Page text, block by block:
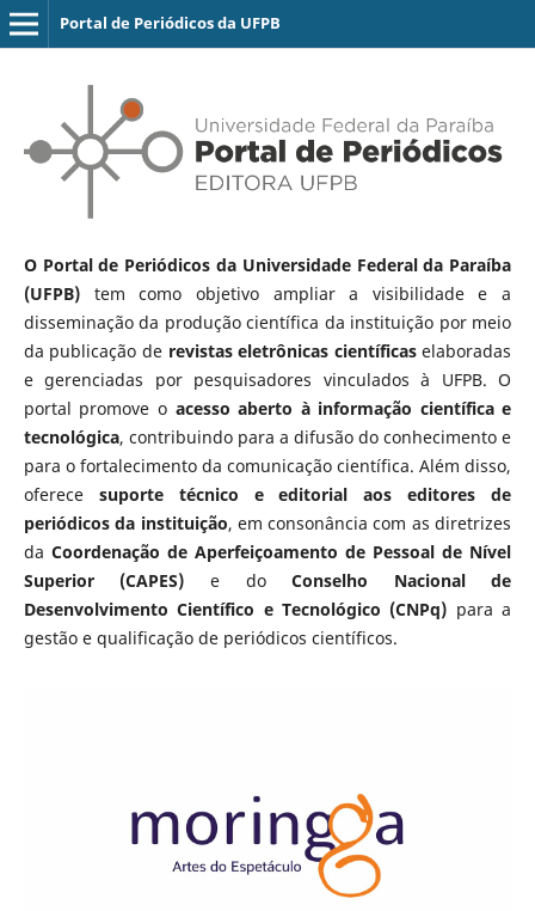
Portal de Periódicos da UFPB
O Portal de Periódicos da Universidade Federal da Paraíba
(UFPB)tem como objetivo ampliar a visibilidade e a
disseminação da produção científica da instituição por meio
da publicação de revistas eletrônicas científicaselaboradas
e gerenciadas por pesquisadores vinculados à UFPB. O
portal promove o acesso aberto à informação científica e
tecnológica, contribuindo para a difusão do conhecimento e
para o fortalecimento da comunicação científica. Além disso,
oferece suporte técnico e editorial aos editores de
periódicos da instituição, em consonância com as diretrizes
da Coordenação de Aperfeiçoamento de Pessoal de Nível
Superior (CAPES) e doConselho Nacional de
Desenvolvimento Científico e Tecnológico (CNPq) para a
gestão e qualificação de periódicos científicos.